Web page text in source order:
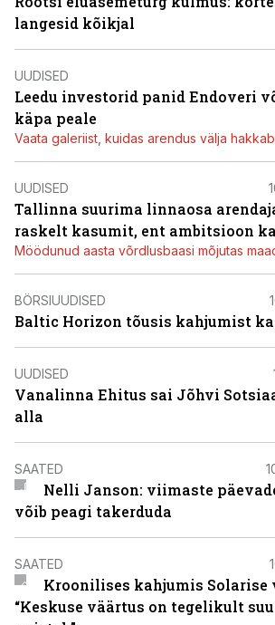
langesid kõikjal
UUDISED
Leedu investorid panid Endoveri
käpa peale
Vaata galeriist, kuidas arendus välja
UUDISED
Tallinna suurima linnaosa
raskelt kasumit, ent ambitsioon
Möödunud aasta võrdlusbaasi mõjutas
BÖRSIUUDISED
Baltic Horizon tõusis kahjumist
UUDISED
Vanalinna Ehitus sai Jõhvi
alla
SAATED
Nelli Janson: viimaste
võib peagi takerduda
SAATED
Kroonilises kahjumis Solarise
“Keskuse väärtus on tegelikult